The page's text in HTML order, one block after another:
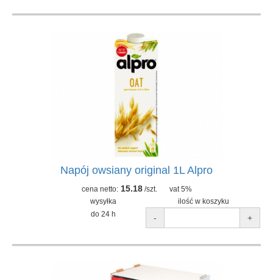
Napój owsiany original 1L Alpro
cena netto: 15.18/szt.
vat 5%
wysyłka
ilość w koszyku
do 24 h
- +